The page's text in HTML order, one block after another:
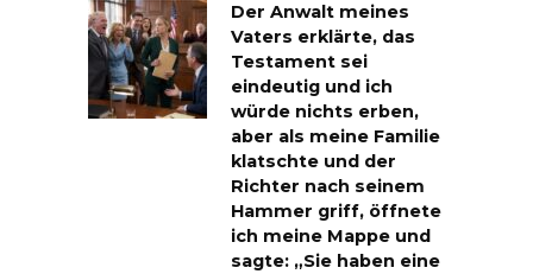
Der Anwalt meines
Vaters erklärte, das
Testament sei
eindeutig und ich
würde nichts erben,
aber als meine Familie
klatschte und der
Richter nach seinem
Hammer griff, öffnete
ich meine Mappe und
sagte: „Sie haben eine